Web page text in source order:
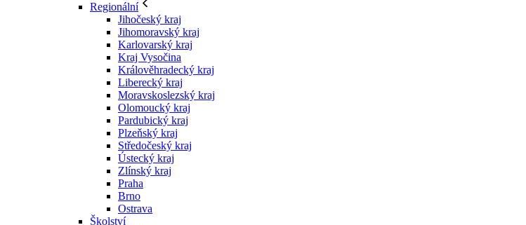
Regionální
Jihočeský kraj
Jihomoravský kraj
Karlovarský kraj
Kraj Vysočina
Králověhradecký kraj
Liberecký kraj
Moravskoslezský kraj
Olomoucký kraj
Pardubický kraj
Plzeňský kraj
Středočeský kraj
Ústecký kraj
Zlínský kraj
Praha
Brno
Ostrava
Školství